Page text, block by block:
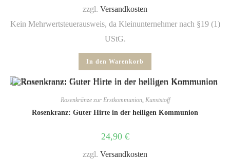
zzgl. Versandkosten
Kein Mehrwertsteuerausweis, da Kleinunternehmer nach §19 (1)
UStG.
In den Warenkorb
Rosenkränze zur Erstkommunion, Kunststoff
Rosenkranz: Guter Hirte in der heiligen Kommunion
24,90 €
zzgl. Versandkosten